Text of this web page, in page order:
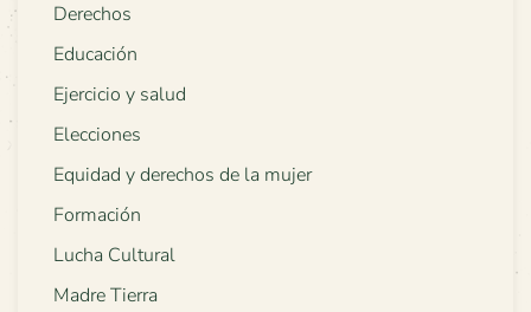
Derechos
Educación
Ejercicio y salud
Elecciones
Equidad y derechos de la mujer
Formación
Lucha Cultural
Madre Tierra